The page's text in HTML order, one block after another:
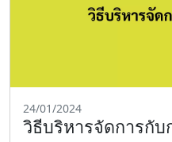
24/01/2024
วิธีบริหารจัดการกั